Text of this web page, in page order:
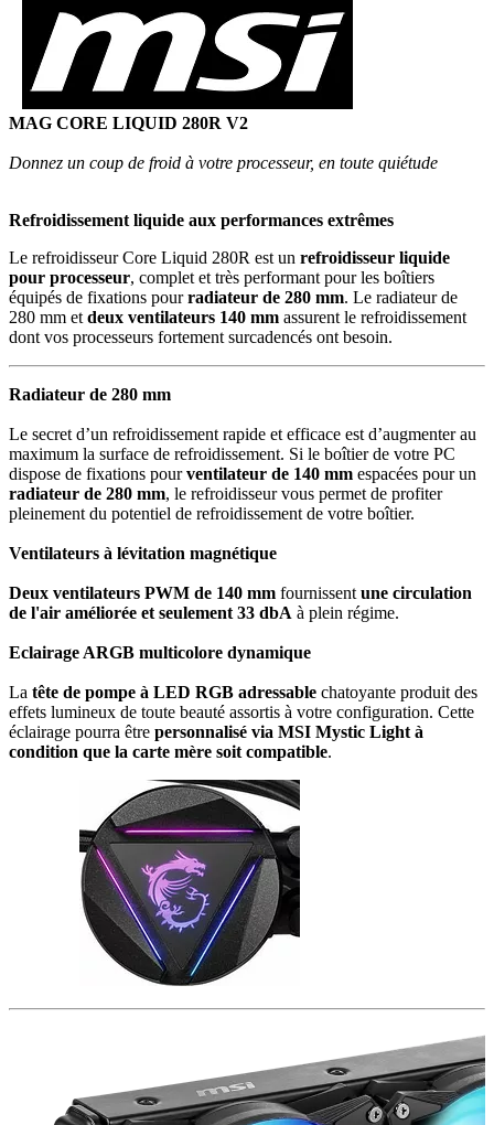
MAG CORE LIQUID 280R V2
Donnez un coup de froid à votre processeur, en toute quiétude
Refroidissement liquide aux performances extrêmes
Le refroidisseur Core Liquid 280R est un refroidisseur liquide
pour processeur, complet et très performant pour les boîtiers
équipés de fixations pourradiateur de 280 mm. Le radiateur de
280 mm et deux ventilateurs 140 mm assurent le refroidissement
dont vos processeurs fortement surcadencés ont besoin.
Radiateur de 280 mm
Le secret d’un refroidissement rapide et efficace est d’augmenter au
maximum la surface de refroidissement. Si le boîtier de votre PC
dispose de fixations pourventilateur de 140 mm espacées pour un
radiateur de 280 mm, le refroidisseur vous permet de profiter
pleinement du potentiel de refroidissement de votre boîtier.
Ventilateurs à lévitation magnétique
Deux ventilateurs PWM de 140 mm fournissent une circulation
de l'air améliorée et seulement 33 dbA à plein régime.
Eclairage ARGB multicolore dynamique
La tête de pompe à LED RGB adressable chatoyante produit des
effets lumineux de toute beauté assortis à votre configuration. Cette
éclairage pourra être personnalisé via MSI Mystic Light à
condition que la carte mère soit compatible.